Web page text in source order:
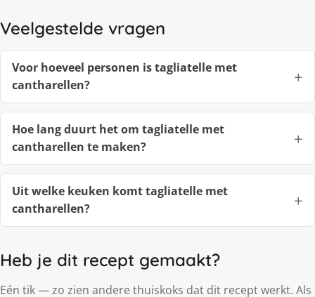
Veelgestelde vragen
Voor hoeveel personen is tagliatelle met
cantharellen?
Hoe lang duurt het om tagliatelle met
cantharellen te maken?
Uit welke keuken komt tagliatelle met
cantharellen?
Heb je dit recept gemaakt?
Eén tik — zo zien andere thuiskoks dat dit recept werkt. Als